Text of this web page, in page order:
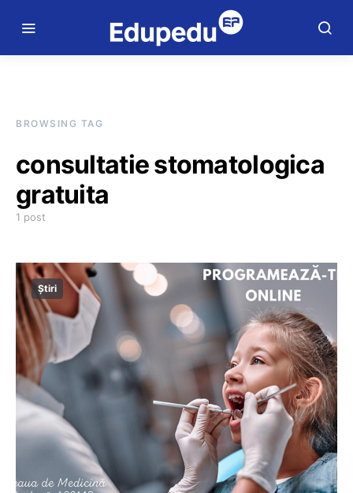
BROWSING TAG
consultatie stomatologica
gratuita
1 post
Știri